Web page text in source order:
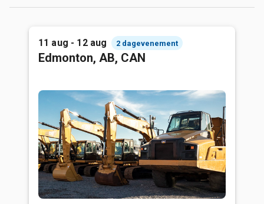
11 aug - 12 aug 2 dagevenement
Edmonton, AB, CAN